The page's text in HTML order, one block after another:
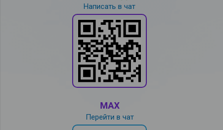
Написать в чат
MAX
Перейти в чат